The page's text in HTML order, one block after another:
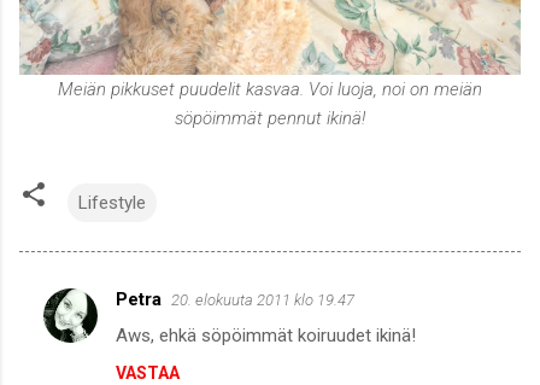
Meiän pikkuset puudelit kasvaa. Voi luoja, noi on meiän
söpöimmät pennut ikinä!
Lifestyle
K
Petra 20. elokuuta 2011 klo 19.47
Aws, ehkä söpöimmät koiruudet ikinä!
VASTAA